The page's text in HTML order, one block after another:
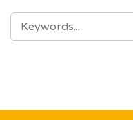
SEARCH
FOR: